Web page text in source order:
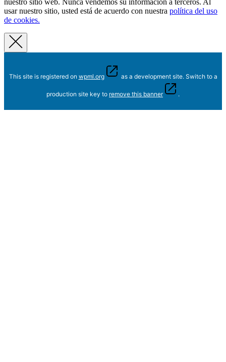
nuestro sitio web. Nunca vendemos su información a terceros. Al
usar nuestro sitio, usted está de acuerdo con nuestra política del uso
de cookies.
This site is registered on wpml.org as a development site. Switch to a
production site key to remove this banner .